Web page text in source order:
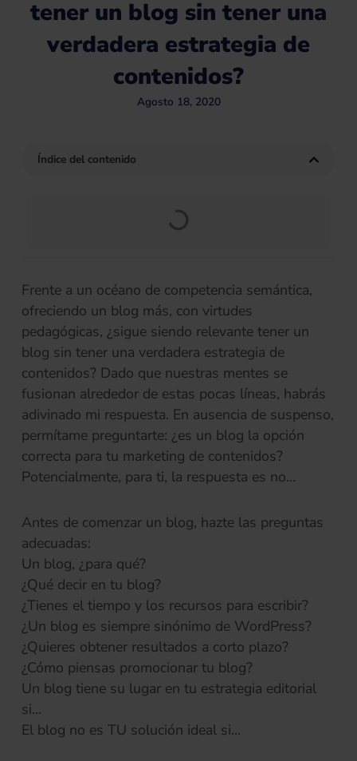
tener un blog sin tener una
verdadera estrategia de
contenidos?
Agosto 18, 2020
Índice del contenido
Frente a un océano de competencia semántica,
ofreciendo un blog más, con virtudes
pedagógicas, ¿sigue siendo relevante tener un
blog sin tener una verdadera estrategia de
contenidos? Dado que nuestras mentes se
fusionan alrededor de estas pocas líneas, habrás
adivinado mi respuesta. En ausencia de suspenso,
permítame preguntarte: ¿es un blog la opción
correcta para tu marketing de contenidos?
Potencialmente, para ti, la respuesta es no…
Antes de comenzar un blog, hazte las preguntas
adecuadas:
Un blog, ¿para qué?
¿Qué decir en tu blog?
¿Tienes el tiempo y los recursos para escribir?
¿Un blog es siempre sinónimo de WordPress?
¿Quieres obtener resultados a corto plazo?
¿Cómo piensas promocionar tu blog?
Un blog tiene su lugar en tu estrategia editorial
si…
El blog no es TU solución ideal si…